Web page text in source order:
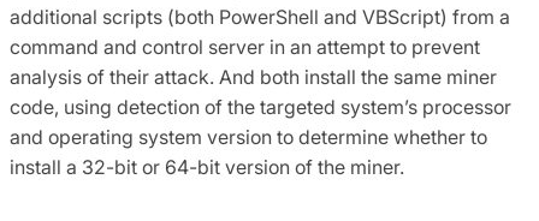
additional scripts (both PowerShell and VBScript) from a
command and control server in an attempt to prevent
analysis of their attack. And both install the same miner
code, using detection of the targeted system’s processor
and operating system version to determine whether to
install a 32-bit or 64-bit version of the miner.